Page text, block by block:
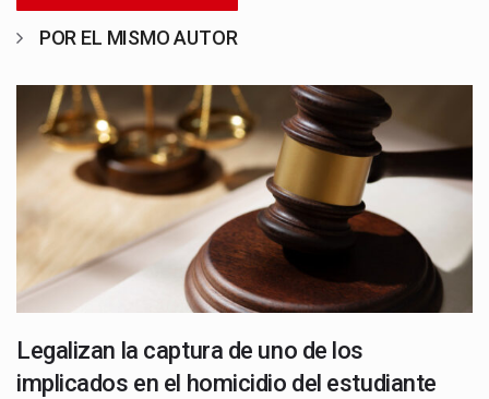
POR EL MISMO AUTOR
Legalizan la captura de uno de los
implicados en el homicidio del estudiante